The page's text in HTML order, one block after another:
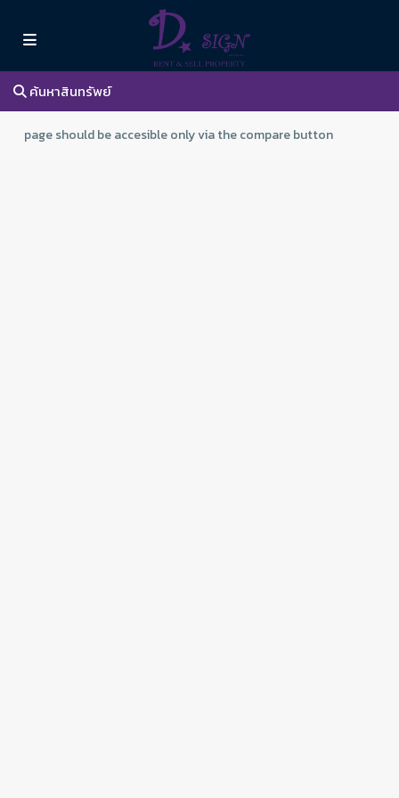
ค้นหาสินทรัพย์
page should be accesible only via the compare button